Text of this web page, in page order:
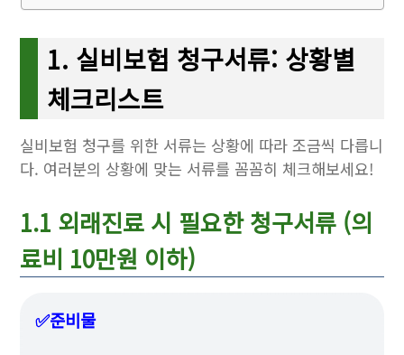
1. 실비보험 청구서류: 상황별
체크리스트
실비보험 청구를 위한 서류는 상황에 따라 조금씩 다릅니
다. 여러분의 상황에 맞는 서류를 꼼꼼히 체크해보세요!
1.1 외래진료 시 필요한 청구서류 (의
료비 10만원 이하)
✅준비물